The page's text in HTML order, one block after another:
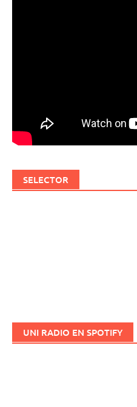
SELECTOR
UNI RADIO EN SPOTIFY